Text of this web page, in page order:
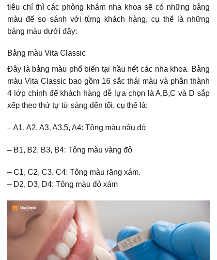
tiêu chí thì các phòng khám nha khoa sẽ có những bảng
màu để so sánh với từng khách hàng, cụ thể là những
bảng màu dưới đây:
Bảng màu Vita Classic
Đây là bảng màu phổ biến tại hầu hết các nha khoa. Bảng
màu Vita Classic bao gồm 16 sắc thái màu và phân thành
4 lớp chính để khách hàng dễ lựa chọn là A,B,C và D sắp
xếp theo thứ tự từ sáng đến tối, cụ thể là:
– A1, A2, A3, A3.5, A4: Tông màu nâu đỏ
– B1, B2, B3, B4: Tông màu vàng đỏ
– C1, C2, C3, C4: Tông màu răng xám.
– D2, D3, D4: Tông màu đỏ xám